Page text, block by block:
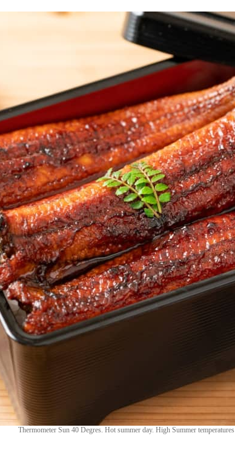
Thermometer Sun 40 Degres. Hot summer day. High Summer temperatures